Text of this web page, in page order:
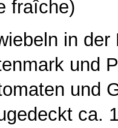
fraîche)
in
und
und
ca.